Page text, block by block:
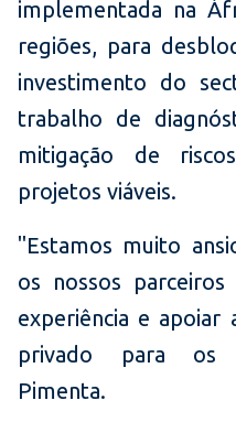
implementada na
regiões, para
investimento do
trabalho de
mitigação de
projetos viáveis.
"Estamos muito
os nossos parceiros
experiência e apoiar
privado para os
Pimenta.